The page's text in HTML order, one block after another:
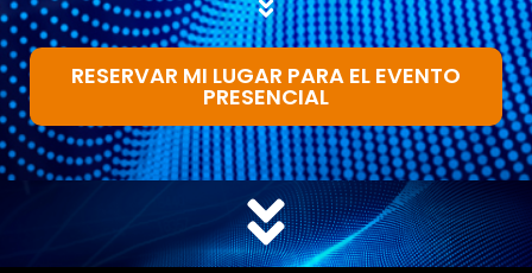
RESERVAR MI LUGAR PARA EL EVENTO
PRESENCIAL